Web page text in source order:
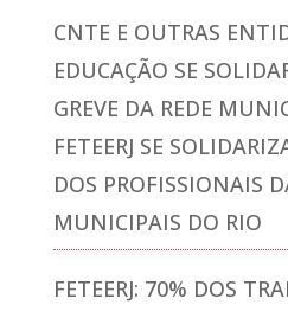
CNTE E OUTRAS
EDUCAÇÃO SE
GREVE DA REDE
FETEERJ SE
DOS PROFISSIONAIS
MUNICIPAIS DO RIO
FETEERJ: 70% DOS